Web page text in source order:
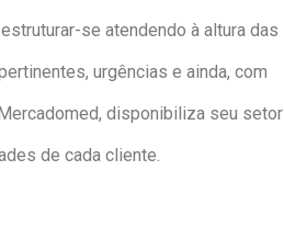
se atendendo à altura das
urgências e ainda, com
disponibiliza seu setor
de cada cliente.